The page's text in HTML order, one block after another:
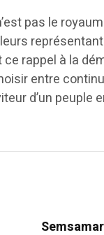
pas le
ce rappel à la
entre
d’un peuple